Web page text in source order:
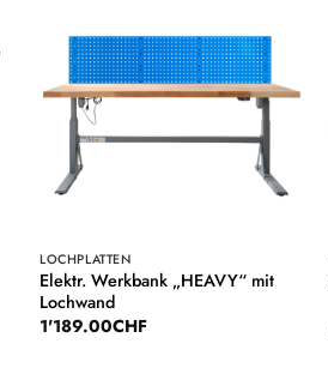
Auf die
Wunschliste
LOCHPLATTEN
Elektr. Werkbank „HEAVY“ mit
Lochwand
1'189.00CHF